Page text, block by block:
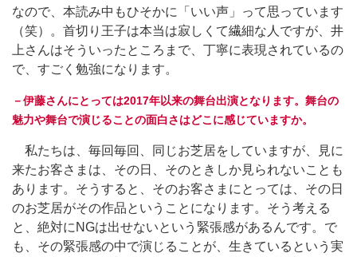
なので、本読み中もひそかに「いい声」って思っています
（笑）。首切り王子は本当は寂しくて繊細な人ですが、井
上さんはそういったところまで、丁寧に表現されているの
で、すごく勉強になります。
－伊藤さんにとっては2017年以来の舞台出演となります。舞台の
魅力や舞台で演じることの面白さはどこに感じていますか。
私たちは、毎回毎回、同じお芝居をしていますが、見に
来たお客さまは、その日、そのときしか見られないことも
あります。そうすると、そのお客さまにとっては、その日
のお芝居がその作品ということになります。そう考える
と、絶対にNGは出せないという緊張感があるんです。で
も、その緊張感の中で演じることが、生きているという実